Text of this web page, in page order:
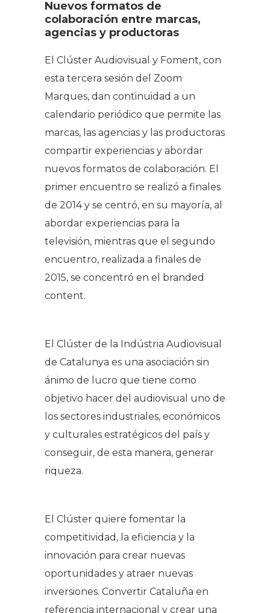
Nuevos formatos de
colaboración entre marcas,
agencias y productoras
El Clúster Audiovisual y Foment, con
esta tercera sesión del Zoom
Marques, dan continuidad a un
calendario periódico que permite las
marcas, las agencias y las productoras
compartir experiencias y abordar
nuevos formatos de colaboración. El
primer encuentro se realizó a finales
de 2014 y se centró, en su mayoría, al
abordar experiencias para la
televisión, mientras que el segundo
encuentro, realizada a finales de
2015, se concentró en el branded
content.
El Clúster de la Indústria Audiovisual
de Catalunya es una asociación sin
ánimo de lucro que tiene como
objetivo hacer del audiovisual uno de
los sectores industriales, económicos
y culturales estratégicos del país y
conseguir, de esta manera, generar
riqueza.
El Clúster quiere fomentar la
competitividad, la eficiencia y la
innovación para crear nuevas
oportunidades y atraer nuevas
inversiones. Convertir Cataluña en
referencia internacional y crear una